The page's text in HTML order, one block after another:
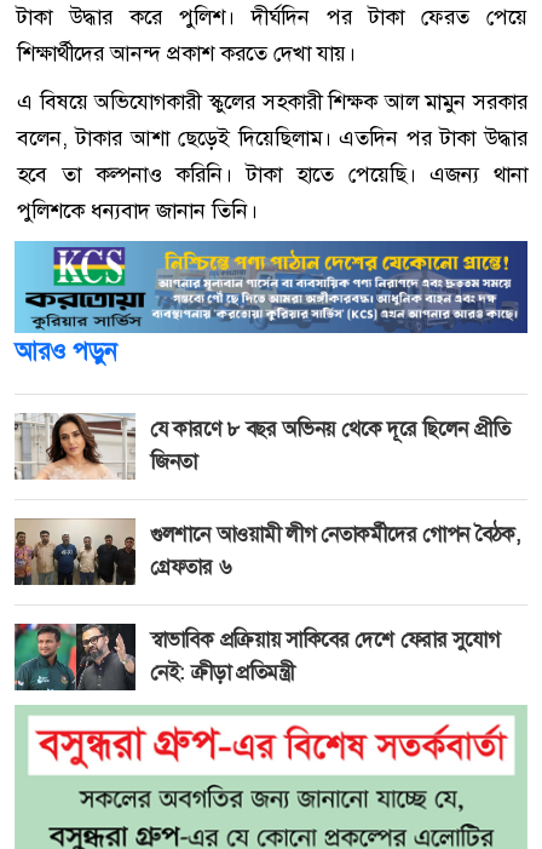
টাকা উদ্ধার করে পুলিশ। দীর্ঘদিন পর টাকা ফেরত পেয়ে
শিক্ষার্থীদের আনন্দ প্রকাশ করতে দেখা যায়।
এ বিষয়ে অভিযোগকারী স্কুলের সহকারী শিক্ষক আল মামুন সরকার
বলেন, টাকার আশা ছেড়েই দিয়েছিলাম। এতদিন পর টাকা উদ্ধার
হবে তা কল্পনাও করিনি। টাকা হাতে পেয়েছি। এজন্য থানা
পুলিশকে ধন্যবাদ জানান তিনি।
আরও পড়ুন
যে কারণে ৮ বছর অভিনয় থেকে দূরে ছিলেন প্রীতি
জিনতা
গুলশানে আওয়ামী লীগ নেতাকর্মীদের গোপন বৈঠক,
গ্রেফতার ৬
স্বাভাবিক প্রক্রিয়ায় সাকিবের দেশে ফেরার সুযোগ
নেই: ক্রীড়া প্রতিমন্ত্রী